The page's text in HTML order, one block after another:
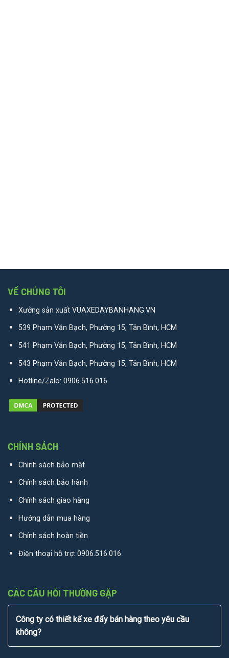
VỀ CHÚNG TÔI
Xưởng sản xuất VUAXEDAYBANHANG.VN
539 Phạm Văn Bạch, Phường 15, Tân Bình, HCM
541 Phạm Văn Bạch, Phường 15, Tân Bình, HCM
543 Phạm Văn Bạch, Phường 15, Tân Bình, HCM
Hotline/Zalo: 0906.516.016
CHÍNH SÁCH
Chính sách bảo mật
Chính sách bảo hành
Chính sách giao hàng
Hướng dẫn mua hàng
Chính sách hoàn tiền
Điện thoại hỗ trợ: 0906.516.016
CÁC CÂU HỎI THƯỜNG GẶP
Công ty có thiết kế xe đẩy bán hàng theo yêu cầu
không?